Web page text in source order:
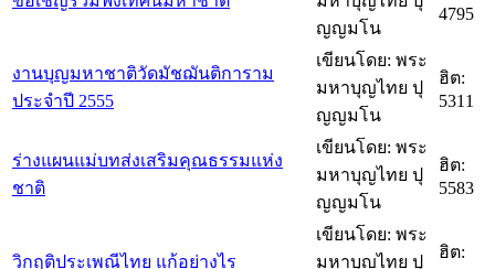
ญญมโน
4795
งานบุญมหาชาติวัดมัชฌันติการาม
ประจำปี 2555
เขียนโดย: พระ
มหาบุญไทย ปุ
ญญมโน
ฮิต:
5311
ร่างแผนแม่บทส่งเสริมคุณธรรมแห่ง
ชาติ
เขียนโดย: พระ
มหาบุญไทย ปุ
ญญมโน
ฮิต:
5583
วิกฤติประเพณีไทย แก้อย่างไร
เขียนโดย: พระ
มหาบุญไทย ปุ
ฮิต: